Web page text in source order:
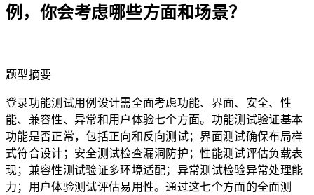
例，你会考虑哪些方面和场景？
题型摘要
登录功能测试用例设计需全面考虑功能、界面、安全、性
能、兼容性、异常和用户体验七个方面。功能测试验证基本
功能是否正常，包括正向和反向测试；界面测试确保布局样
式符合设计；安全测试检查漏洞防护；性能测试评估负载表
现；兼容性测试验证多环境适配；异常测试检验异常处理能
力；用户体验测试评估易用性。通过这七个方面的全面测